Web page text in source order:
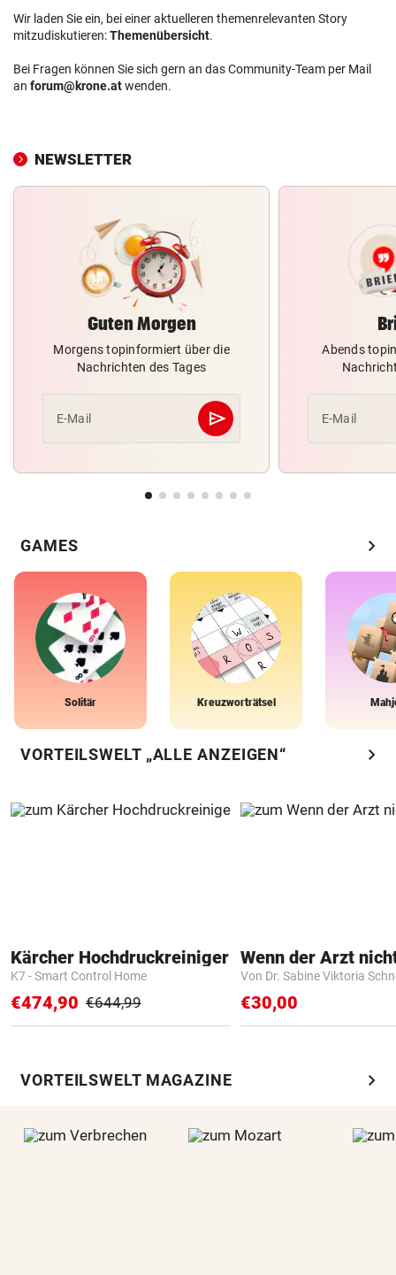
Wir laden Sie ein, bei einer aktuelleren themenrelevanten Story
mitzudiskutieren:Themenübersicht.
Bei Fragen können Sie sich gern an das Community-Team per Mail
an forum@krone.atwenden.
NEWSLETTER
Guten Morgen
Morgens topinformiert über die
Nachrichten des Tages
E-Mail send
Abschicken
Abends
E-Mail
GAMES chevron_right
Solitär Kreuzworträtsel
VORTEILSWELT „ALLE ANZEIGEN“ chevron_right
Kärcher Hochdruckreiniger
K7 - Smart Control Home
€474,90 €644,99
Von Dr. Sabine Viktoria
€30,00
VORTEILSWELT MAGAZINE chevron_right